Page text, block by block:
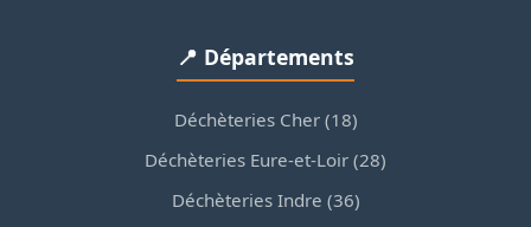
📍 Départements
Déchèteries Cher (18)
Déchèteries Eure-et-Loir (28)
Déchèteries Indre (36)